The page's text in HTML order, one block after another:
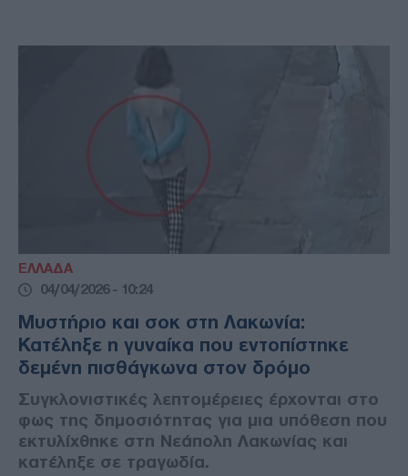
ΕΛΛΑΔΑ
04/04/2026 - 10:24
Μυστήριο και σοκ στη Λακωνία:
Κατέληξε η γυναίκα που εντοπίστηκε
δεμένη πισθάγκωνα στον δρόμο
Συγκλονιστικές λεπτομέρειες έρχονται στο
φως της δημοσιότητας για μια υπόθεση που
εκτυλίχθηκε στη Νεάπολη Λακωνίας και
κατέληξε σε τραγωδία.